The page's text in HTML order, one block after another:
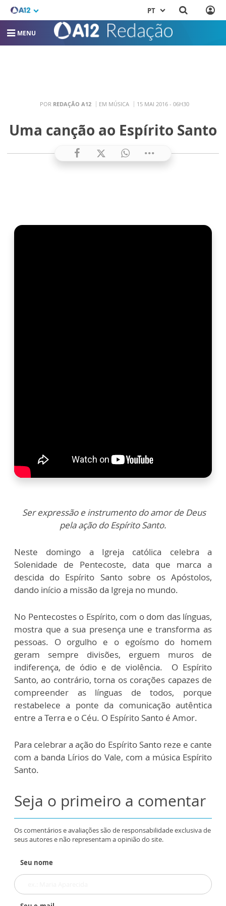
PT
MENU
POR REDAÇÃO A12 EM MÚSICA 15 MAI 2016 - 06H30
Uma canção ao Espírito Santo
Ser expressão e instrumento do amor de Deus
pela ação do Espírito Santo.
Neste domingo a Igreja católica celebra a
Solenidade de Pentecoste, data que marca a
descida do Espírito Santo sobre os Apóstolos,
dando início a missão da Igreja no mundo.
No Pentecostes o Espírito, com o dom das línguas,
mostra que a sua presença une e transforma as
pessoas. O orgulho e o egoísmo do homem
geram sempre divisões, erguem muros de
indiferença, de ódio e de violência. O Espírito
Santo, ao contrário, torna os corações capazes de
compreender as línguas de todos, porque
restabelece a ponte da comunicação autêntica
entre a Terra e o Céu. O Espírito Santo é Amor.
Para celebrar a ação do Espírito Santo reze e cante
com a banda Lírios do Vale, com a música Espírito
Santo.
Seja o primeiro a comentar
Os comentários e avaliações são de responsabilidade exclusiva de
seus autores e não representam a opinião do site.
Seu nome